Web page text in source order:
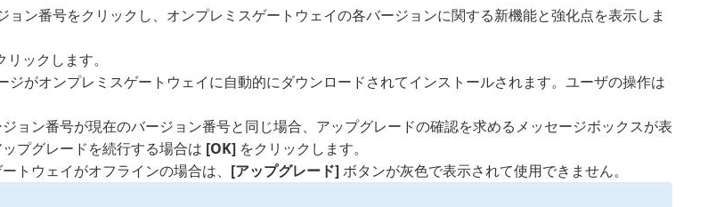
ョン番号をクリックし、オンプレミスゲートウェイの各バージョンに関する新機能と強化点を表示しま
リックします。
ジがオンプレミスゲートウェイに自動的にダウンロードされてインストールされます。ユーザの操作は
ョン番号が現在のバージョン番号と同じ場合、アップグレードの確認を求めるメッセージボックスが表
プグレードを続行する場合は [OK] をクリックします。
トウェイがオフラインの場合は、 [アップグレード]ボタンが灰色で表示されて使用できません。